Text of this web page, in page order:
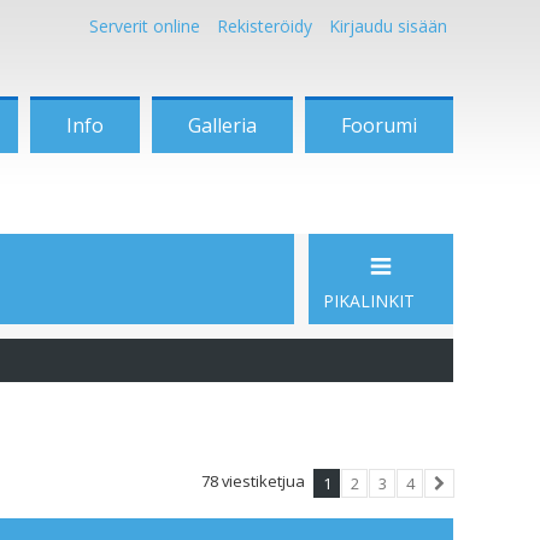
Serverit online Rekisteröidy Kirjaudu sisään
Info Galleria Foorumi
PIKALINKIT
78 viestiketjua 1 2 3
4